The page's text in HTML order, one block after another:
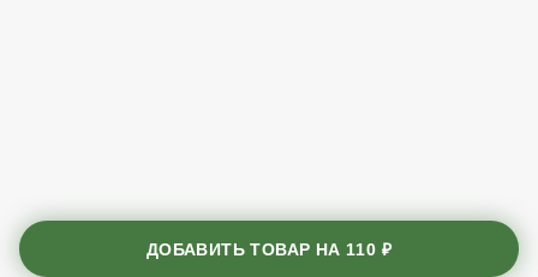
ДОБАВИТЬ ТОВАР НА 110 ₽